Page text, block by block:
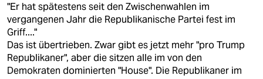
"Er hat spätestens seit den Zwischenwahlen im
vergangenen Jahr die Republikanische Partei fest im
Griff...."
Das ist übertrieben. Zwar gibt es jetzt mehr "pro Trump
Republikaner", aber die sitzen alle im von den
Demokraten dominierten "House". Die Republikaner im